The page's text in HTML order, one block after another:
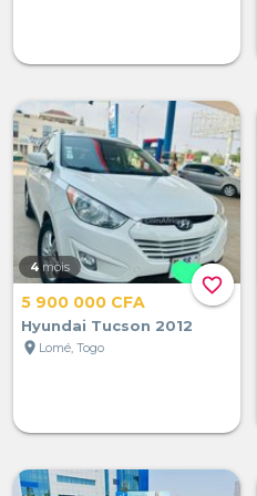
favorite_border
4 mois
5 900 000 CFA
Hyundai Tucson 2012
location_on Lomé, Togo